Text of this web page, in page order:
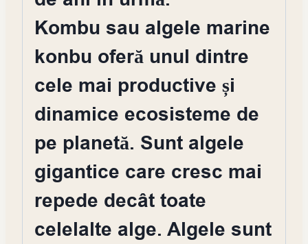
Kombu sau algele marine
konbu oferă unul dintre
cele mai productive și
dinamice ecosisteme de
pe planetă. Sunt algele
gigantice care cresc mai
repede decât toate
celelalte alge. Algele sunt